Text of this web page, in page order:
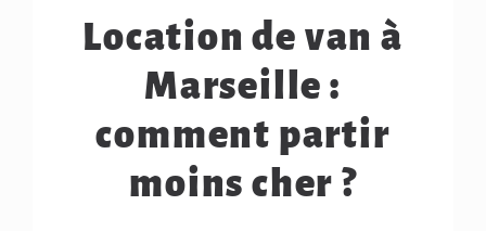
Location de van à
Marseille :
comment partir
moins cher ?